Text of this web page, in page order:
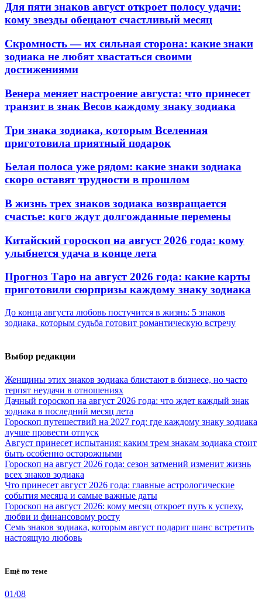
Для пяти знаков август откроет полосу удачи:
кому звезды обещают счастливый месяц
Скромность — их сильная сторона: какие знаки
зодиака не любят хвастаться своими
достижениями
Венера меняет настроение августа: что принесет
транзит в знак Весов каждому знаку зодиака
Три знака зодиака, которым Вселенная
приготовила приятный подарок
Белая полоса уже рядом: какие знаки зодиака
скоро оставят трудности в прошлом
В жизнь трех знаков зодиака возвращается
счастье: кого ждут долгожданные перемены
Китайский гороскоп на август 2026 года: кому
улыбнется удача в конце лета
Прогноз Таро на август 2026 года: какие карты
приготовили сюрпризы каждому знаку зодиака
До конца августа любовь постучится в жизнь: 5 знаков
зодиака, которым судьба готовит романтическую встречу
Выбор редакции
Женщины этих знаков зодиака блистают в бизнесе, но часто
терпят неудачи в отношениях
Дачный гороскоп на август 2026 года: что ждет каждый знак
зодиака в последний месяц лета
Гороскоп путешествий на 2027 год: где каждому знаку зодиака
лучше провести отпуск
Август принесет испытания: каким трем знакам зодиака стоит
быть особенно осторожными
Гороскоп на август 2026 года: сезон затмений изменит жизнь
всех знаков зодиака
Что принесет август 2026 года: главные астрологические
события месяца и самые важные даты
Гороскоп на август 2026: кому месяц откроет путь к успеху,
любви и финансовому росту
Семь знаков зодиака, которым август подарит шанс встретить
настоящую любовь
Ещё по теме
01/08